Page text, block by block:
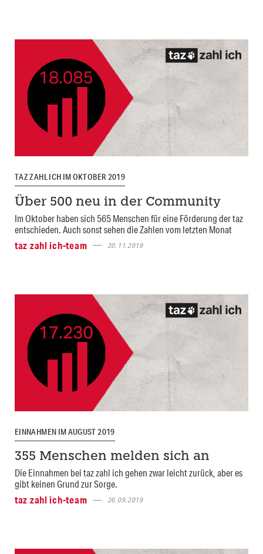
TAZ ZAHL ICH IM OKTOBER 2019
Über 500 neu in der Community
Im Oktober haben sich 565 Menschen für eine Förderung der taz
entschieden. Auch sonst sehen die Zahlen vom letzten Monat
taz zahl ich-team
20.11.2019
EINNAHMEN IM AUGUST 2019
355 Menschen melden sich an
Die Einnahmen bei taz zahl ich gehen zwar leicht zurück, aber es
gibt keinen Grund zur Sorge.
taz zahl ich-team
26.09.2019